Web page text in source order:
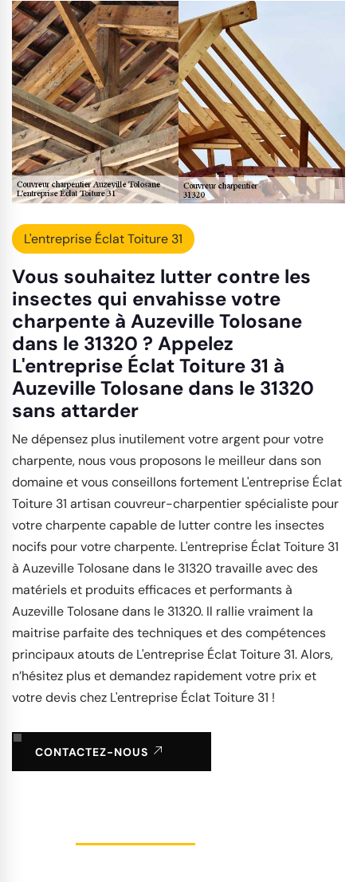
L'entreprise Éclat Toiture 31
Vous souhaitez lutter contre les
insectes qui envahisse votre
charpente à Auzeville Tolosane
dans le 31320 ? Appelez
L'entreprise Éclat Toiture 31 à
Auzeville Tolosane dans le 31320
sans attarder
Ne dépensez plus inutilement votre argent pour votre
charpente, nous vous proposons le meilleur dans son
domaine et vous conseillons fortement L'entreprise Éclat
Toiture 31 artisan couvreur-charpentier spécialiste pour
votre charpente capable de lutter contre les insectes
nocifs pour votre charpente. L'entreprise Éclat Toiture 31
à Auzeville Tolosane dans le 31320 travaille avec des
matériels et produits efficaces et performants à
Auzeville Tolosane dans le 31320. Il rallie vraiment la
maitrise parfaite des techniques et des compétences
principaux atouts de L'entreprise Éclat Toiture 31. Alors,
n’hésitez plus et demandez rapidement votre prix et
votre devis chez L'entreprise Éclat Toiture 31 !
CONTACTEZ-NOUS